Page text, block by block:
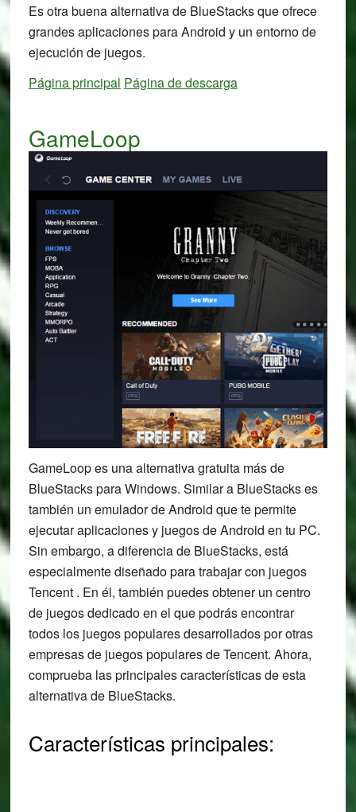
Es otra buena alternativa de BlueStacks que ofrece
grandes aplicaciones para Android y un entorno de
ejecución de juegos.
Página principal Página de descarga
GameLoop
GameLoop es una alternativa gratuita más de
BlueStacks para Windows. Similar a BlueStacks es
también un emulador de Android que te permite
ejecutar aplicaciones y juegos de Android en tu PC.
Sin embargo, a diferencia de BlueStacks, está
especialmente diseñado para trabajar con juegos
Tencent . En él, también puedes obtener un centro
de juegos dedicado en el que podrás encontrar
todos los juegos populares desarrollados por otras
empresas de juegos populares de Tencent. Ahora,
comprueba las principales características de esta
alternativa de BlueStacks.
Características principales: